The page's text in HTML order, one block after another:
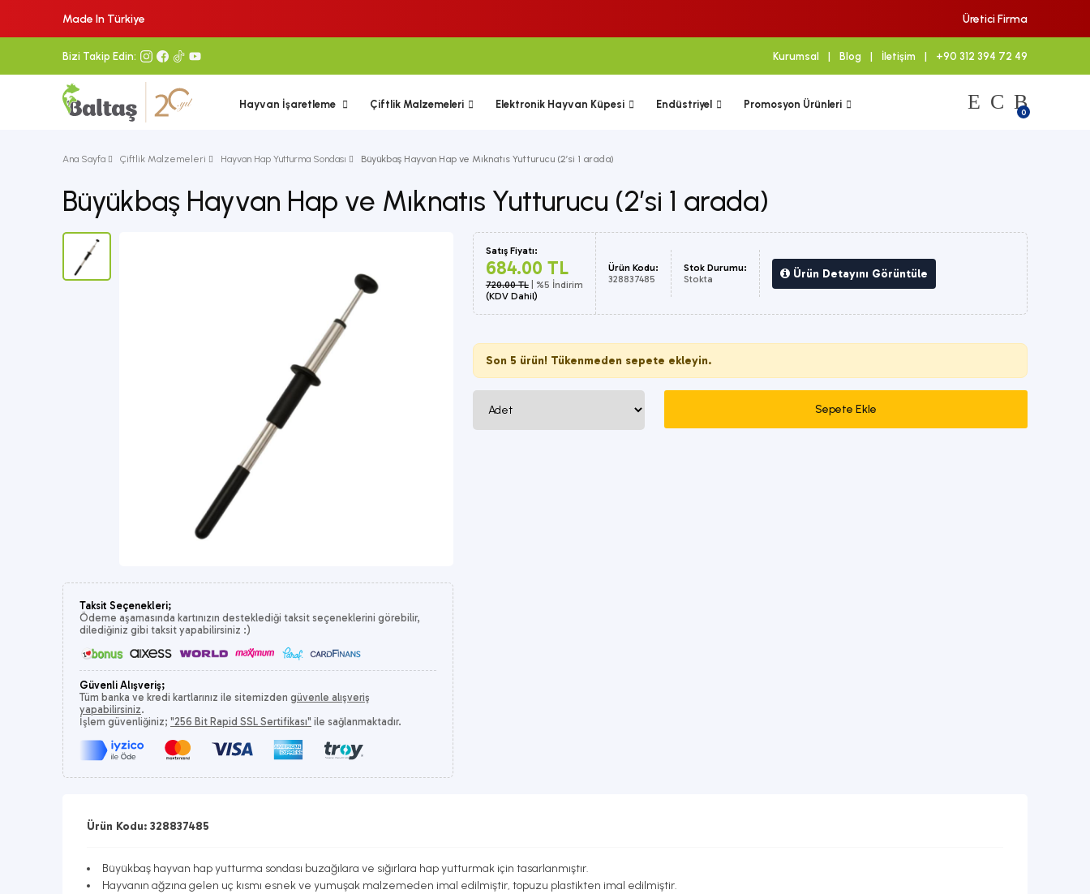
Made In Türkiye Üretici Firma
Bizi Takip Edin: Kurumsal | Blog | İletişim | +90 312 394 72 49
Hayvan İşaretleme Çiftlik Malzemeleri Elektronik Hayvan Küpesi Endüstriyel Promosyon Ürünleri
0
Ana Sayfa Çiftlik Malzemeleri Hayvan Hap Yutturma Sondası Büyükbaş Hayvan Hap ve Mıknatıs Yutturucu (2’si 1 arada)
Büyükbaş Hayvan Hap ve Mıknatıs Yutturucu (2’si 1 arada)
Taksit Seçenekleri;
Ödeme aşamasında kartınızın desteklediği taksit seçeneklerini görebilir,
dilediğiniz gibi taksit yapabilirsiniz :)
Güvenli Alışveriş;
Tüm banka ve kredi kartlarınız ile sitemizden güvenle alışveriş
yapabilirsiniz.
İşlem güvenliğiniz; "256 Bit Rapid SSL Sertifikası" ile sağlanmaktadır.
Satış Fiyatı:
684.00 TL
720.00 TL| %5 İndirim
(KDV Dahil)
Ürün Kodu:
328837485
Stok Durumu:
Stokta
Ürün Detayını Görüntüle
Son 5 ürün! Tükenmeden sepete ekleyin.
Ürün Kodu: 328837485
Büyükbaş hayvan hap yutturma sondası buzağılara ve sığırlara hap yutturmak için tasarlanmıştır.
Hayvanın ağzına gelen uç kısmı esnek ve yumuşak malzemeden imal edilmiştir, topuzu plastikten imal edilmiştir.